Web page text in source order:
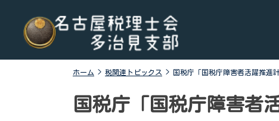
content
名古屋税理士会多治見支部
名古屋税理士会多治見支部、多治見市、土岐市、瑞浪
市、可児市と可児郡御嵩町の4市1町が所属する税理士会
です。地域の皆様に寄り添う税務の専門家として、税務
支援や研修会、租税教育などを行っております。税の無
料相談会も実施しております。お気軽にご連絡くださ
ホーム > 税関連トピックス > 国税庁「国税庁障害者活躍推進
国税庁「国税庁障害者